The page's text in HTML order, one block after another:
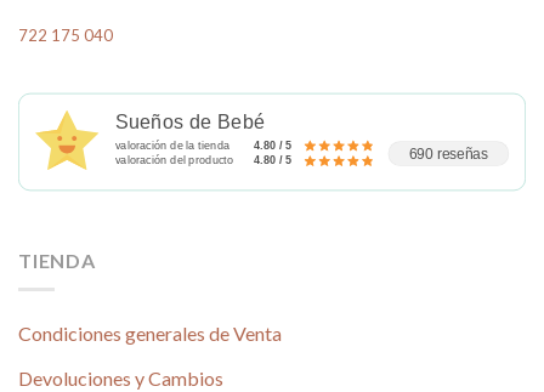
722 175 040
Sueños de Bebé
valoración de la tienda
4.80 / 5
valoración del producto
4.80 / 5 690 reseñas
TIENDA
Condiciones generales de Venta
Devoluciones y Cambios